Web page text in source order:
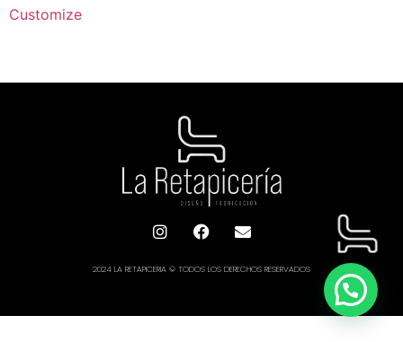
Customize
2024 LA RETAPICERIA © TODOS LOS DERECHOS RESERVADOS